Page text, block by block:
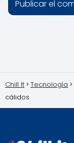
Chill It Tecnología
cálidos